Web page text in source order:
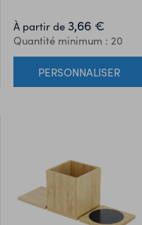
et fonctions d’alarme.
Alimenté par batterie (bouton
inclus) et présenté dans une
boîte d’éco design attrayante.
À partir de 3,66 €
Quantité minimum : 20
PERSONNALISER